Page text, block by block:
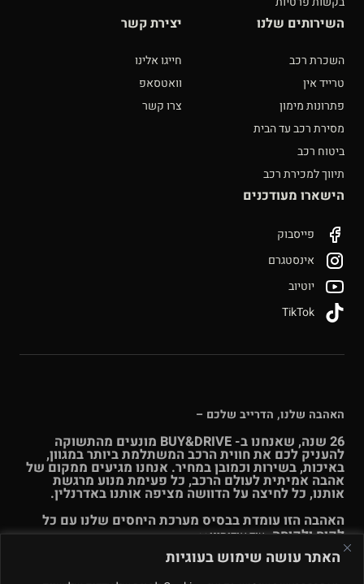
האתר עושה שימוש בעוגיות
השירותים שלנו
השכרת רכב
טרייד אין
פתרונות מימון
מסירת רכב עד הבית
ביטוח רכב
תיווך למכירת רכב
יצירת קשר
חייגו אלינו
וואטסאפ
צרו קשר
הישארו מעודכנים
פייסבוק
אינסטגרם
יוטיוב
האהבה שלנו, הדרייב שלכם –
26 שנה, שאנחנו ב- BUY&DRIVE מונעים מהתשוקה
להעניק לכם את חווית הרכב המשתלמת ביותר במגוון,
באיכות, בשירות וכמובן במחיר. אנחנו מגיעים ממקום של
אהבה אמיתית לעולם הרכב, כל פעימת מנוע מרגשת
אותנו, כל לחיצה על הדוושה מציפה אותנו באדרנלין.
האהבה הזו עומדת בבסיס מערכת היחסים שלנו עם כל
לקוח ולקוחה.עוד אודותינו >>